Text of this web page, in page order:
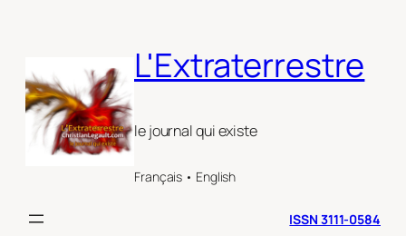
L'Extraterrestre
le journal qui existe
Français • English
ISSN 3111-0584